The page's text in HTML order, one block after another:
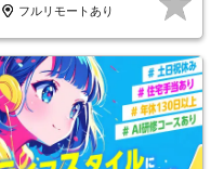
フルリモートあり